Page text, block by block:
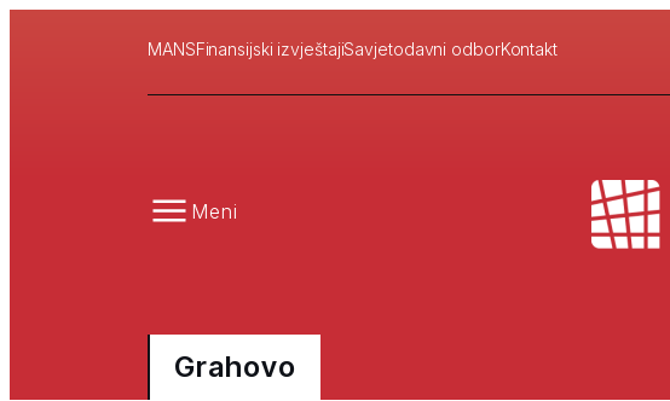
MANSFinansijski izvještajiSavjetodavni odborKontakt
Meni
Grahovo